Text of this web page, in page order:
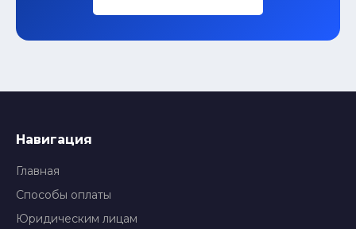
Навигация
Главная
Способы оплаты
Юридическим лицам